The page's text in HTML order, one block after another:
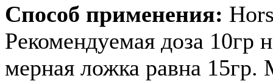
Способ применения:
Рекомендуемая доза 10гр
мерная ложка равна